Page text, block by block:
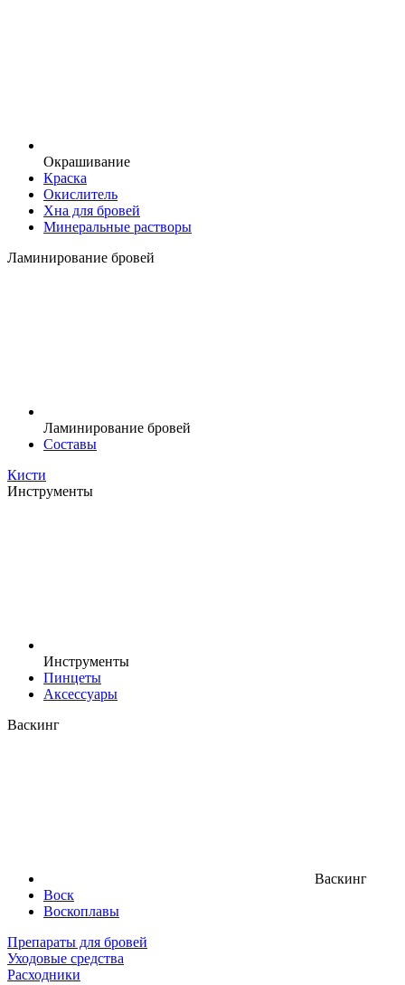
Окрашивание
Краска
Окислитель
Хна для бровей
Минеральные растворы
Ламинирование бровей
Ламинирование бровей
Составы
Кисти
Инструменты
Инструменты
Пинцеты
Аксессуары
Васкинг
Васкинг
Воск
Воскоплавы
Препараты для бровей
Уходовые средства
Расходники